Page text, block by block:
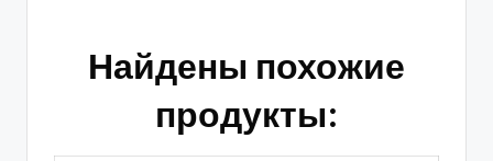
Найдены похожие
продукты: